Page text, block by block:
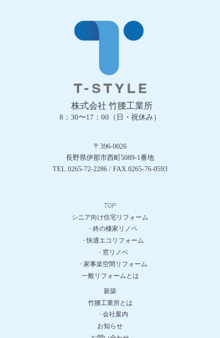
株式会社 竹腰工業所
8：30〜17：00（日・祝休み）
〒396-0026
長野県伊那市西町5089-1番地
TEL.0265-72-2286 / FAX.0265-76-0593
TOP
シニア向け住宅リフォーム
- 終の棲家リノベ
- 快適エコリフォーム
- 窓リノベ
- 家事楽空間リフォーム
一般リフォームとは
新築
竹腰工業所とは
- 会社案内
お知らせ